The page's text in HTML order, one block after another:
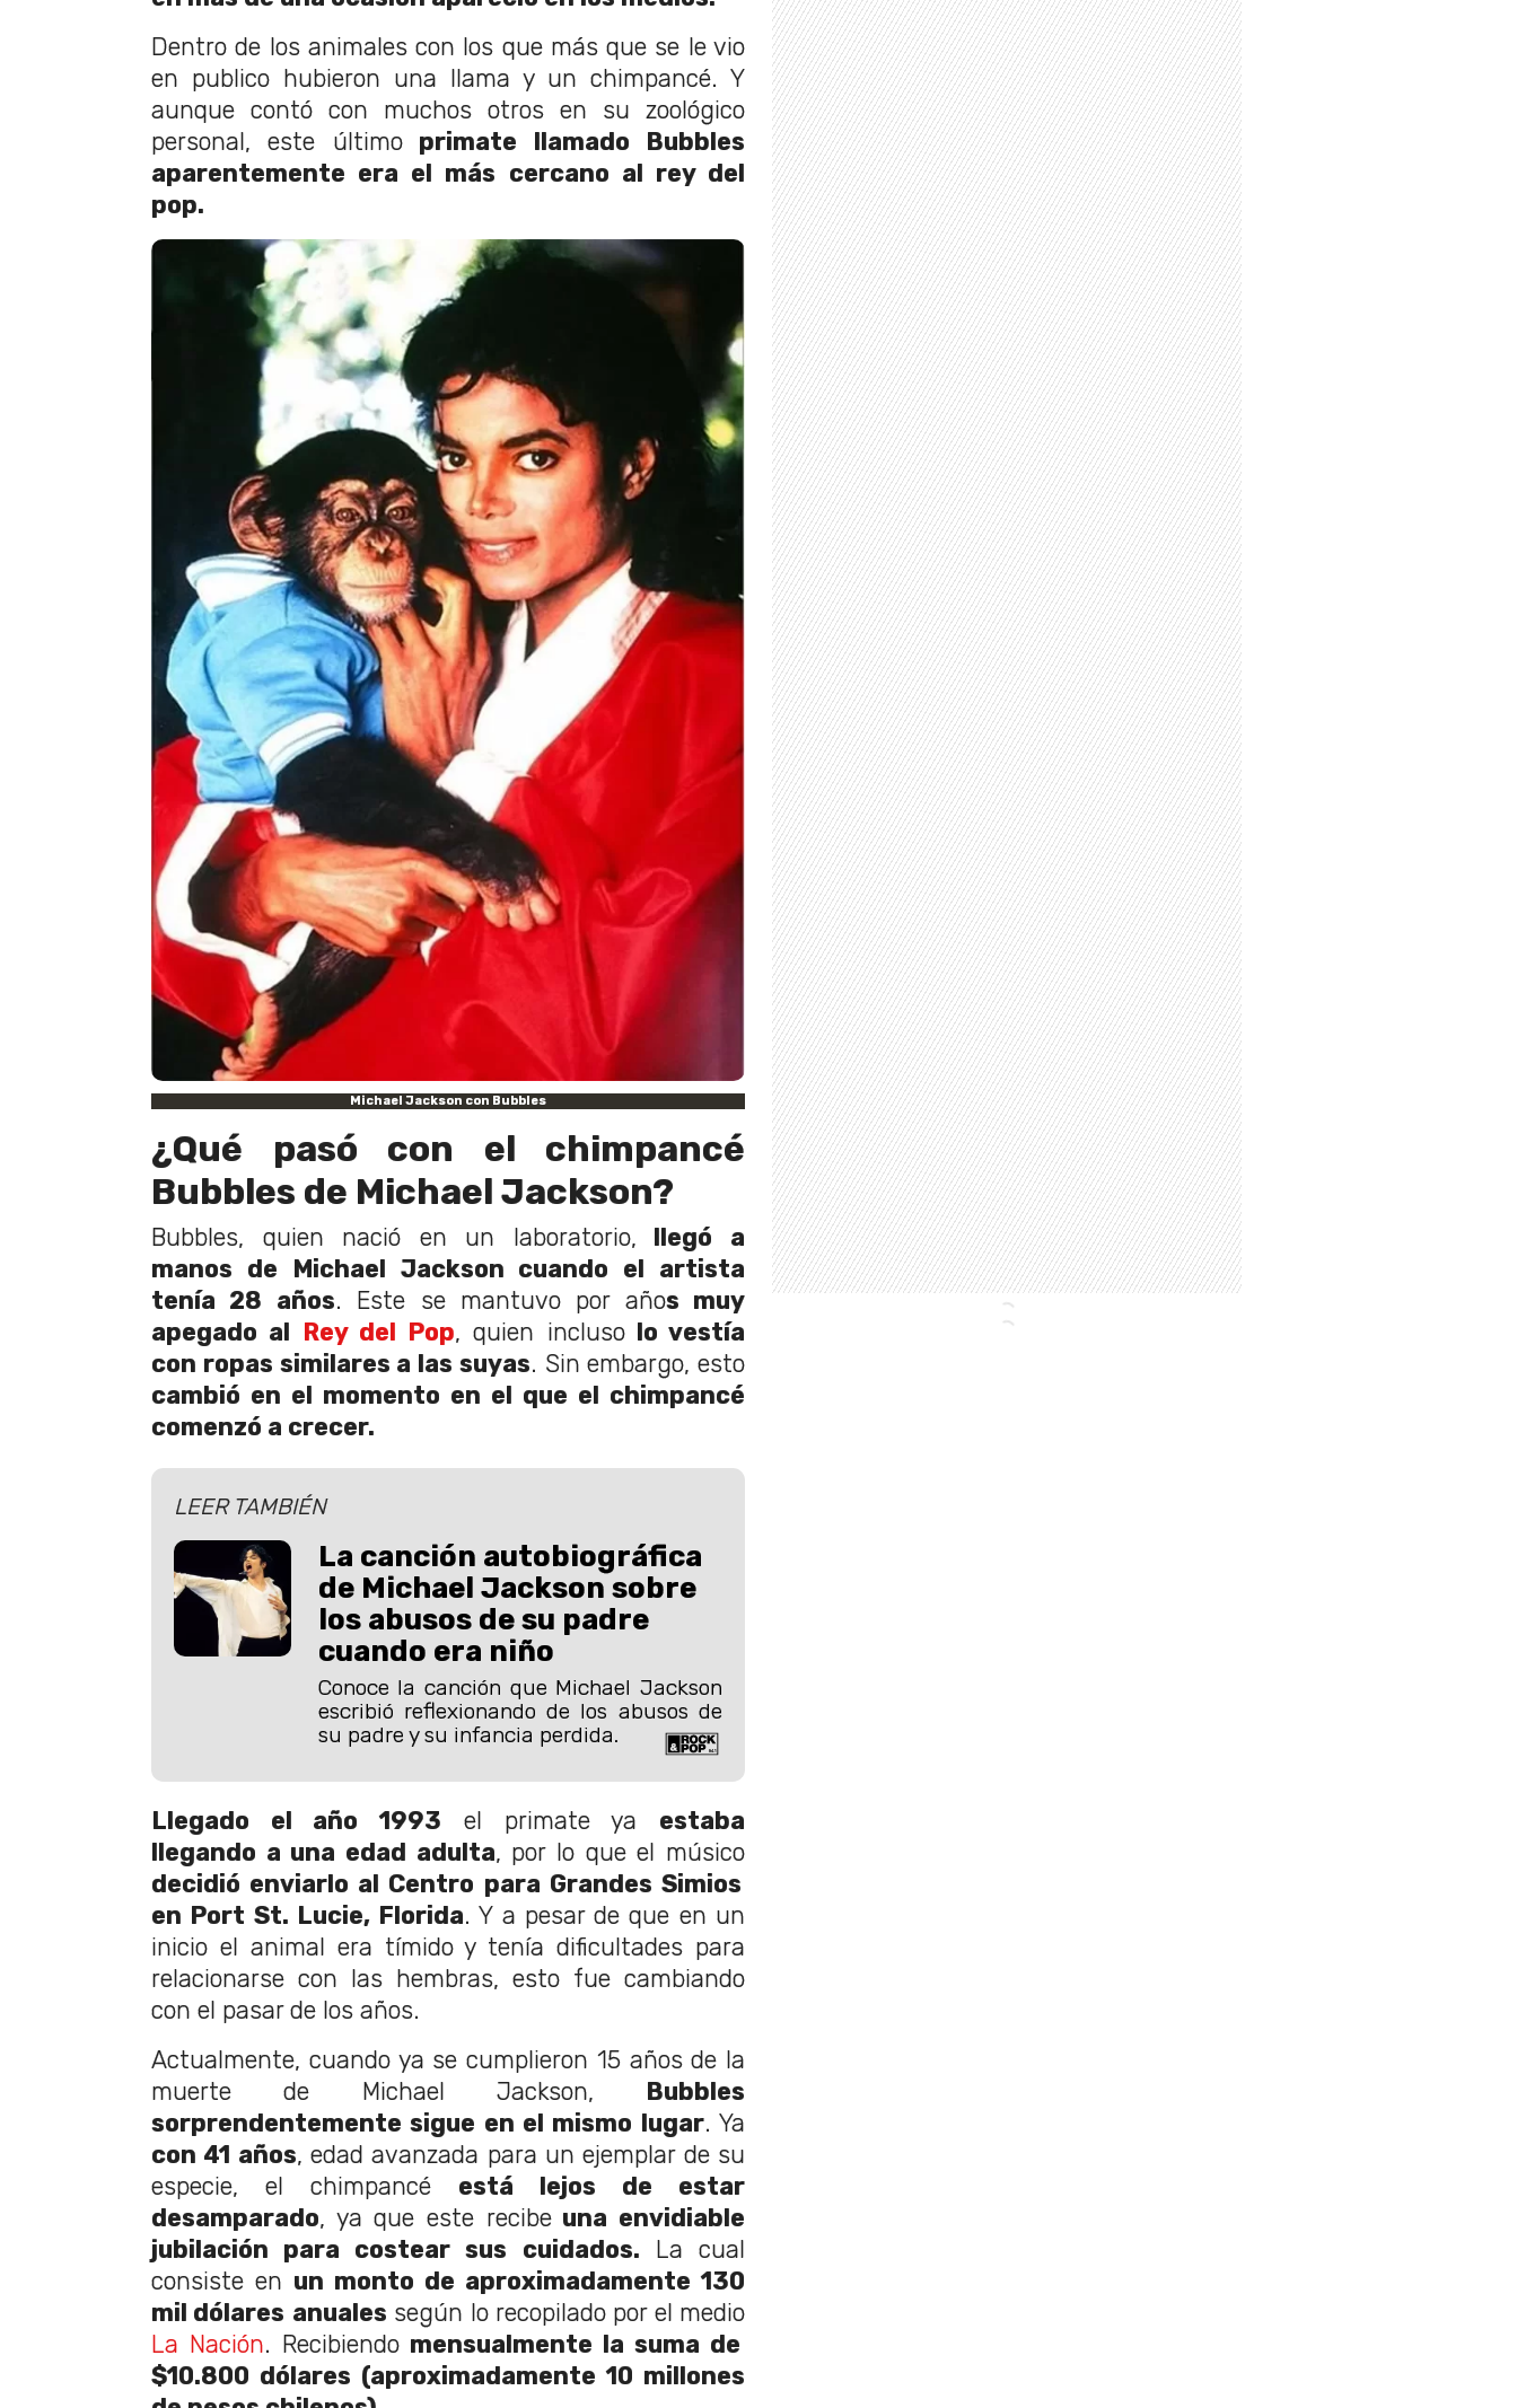
Dentro de los animales con los que más que se le vio
en publico hubieron una llama y un chimpancé. Y
aunque contó con muchos otros en su zoológico
personal, este últimoprimate llamado Bubbles
aparentemente era el más cercano al rey del
pop.
Michael Jackson con Bubbles
¿Qué pasó con el chimpancé
Bubbles de Michael Jackson?
Bubbles, quien nació en un laboratorio, llegó a
manos de Michael Jackson cuando el artista
tenía 28 años. Este se mantuvo por años muy
apegado al Rey del Pop, quien inclusolo vestía
con ropas similares a las suyas. Sin embargo, esto
cambió en el momento en el que el chimpancé
comenzó a crecer.
LEER TAMBIÉN
La canción autobiográfica
de Michael Jackson sobre
los abusos de su padre
cuando era niño
Conoce la canción que Michael Jackson
escribió reflexionando de los abusos de
su padre y su infancia perdida.
Llegado el año 1993 el primate ya estaba
llegando a una edad adulta, por lo que el músico
decidió enviarlo al Centro para Grandes Simios
en Port St. Lucie, Florida. Y a pesar de que en un
inicio el animal era tímido y tenía dificultades para
relacionarse con las hembras, esto fue cambiando
con el pasar de los años.
Actualmente, cuando ya se cumplieron 15 años de la
muerte de Michael Jackson,
Bubbles
sorprendentemente sigue en el mismo lugar. Ya
con 41 años, edad avanzada para un ejemplar de su
especie, el chimpancé está lejos de estar
desamparado, ya que este recibeuna envidiable
jubilación para costear sus cuidados. La cual
consiste en un monto de aproximadamente 130
mil dólares anuales según lo recopilado por el medio
La Nación. Recibiendo mensualmente la suma de
$10.800 dólares (aproximadamente 10 millones